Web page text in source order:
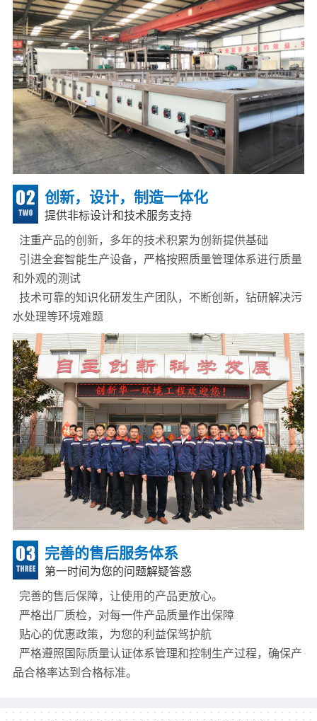
创新，设计，制造一体化
提供非标设计和技术服务支持
注重产品的创新，多年的技术积累为创新提供基础
引进全套智能生产设备，严格按照质量管理体系进行质量
和外观的测试
技术可靠的知识化研发生产团队，不断创新，钻研解决污
水处理等环境难题
完善的售后服务体系
第一时间为您的问题解疑答惑
完善的售后保障，让使用的产品更放心。
严格出厂质检，对每一件产品质量作出保障
贴心的优惠政策，为您的利益保驾护航
严格遵照国际质量认证体系管理和控制生产过程，确保产
品合格率达到合格标准。